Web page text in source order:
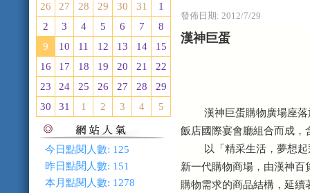
26 27 28 29 30 31
1
2
3 4 5 6 7
8
9
10 11 12 13 14
15
16
17 18 19 20 21
22
23
24 25 26 27 28
29
30
31 1 2 3 4 5
今日點閱人數: 125
昨日點閱人數: 151
本月點閱人數: 1278
發佈日期: 2012/7/29
漢神巨蛋
漢神巨蛋購物廣場座落
飯店國際宴會廳組合而成，
以「精采生活，夢想起
新一代購物商場，由漢神
購物需求的商品結構，延